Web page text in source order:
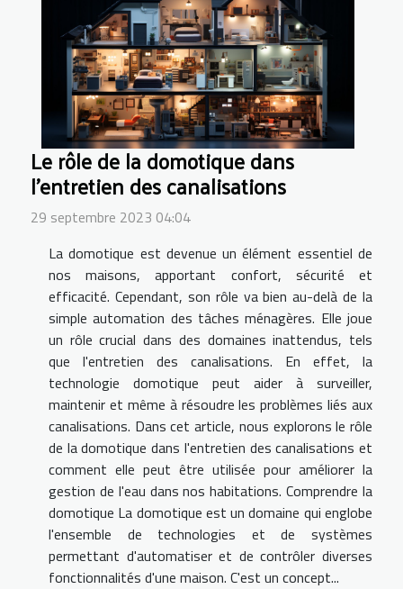
Le rôle de la domotique dans
l'entretien des canalisations
29 septembre 2023 04:04
La domotique est devenue un élément essentiel de
nos maisons, apportant confort, sécurité et
efficacité. Cependant, son rôle va bien au-delà de la
simple automation des tâches ménagères. Elle joue
un rôle crucial dans des domaines inattendus, tels
que l'entretien des canalisations. En effet, la
technologie domotique peut aider à surveiller,
maintenir et même à résoudre les problèmes liés aux
canalisations. Dans cet article, nous explorons le rôle
de la domotique dans l'entretien des canalisations et
comment elle peut être utilisée pour améliorer la
gestion de l'eau dans nos habitations. Comprendre la
domotique La domotique est un domaine qui englobe
l'ensemble de technologies et de systèmes
permettant d'automatiser et de contrôler diverses
fonctionnalités d'une maison. C'est un concept...